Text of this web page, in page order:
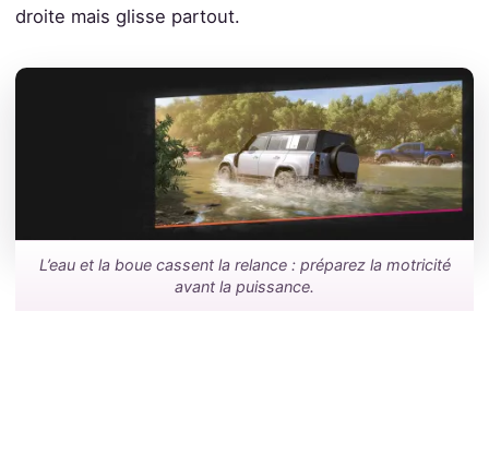
droite mais glisse partout.
L’eau et la boue cassent la relance : préparez la motricité
avant la puissance.